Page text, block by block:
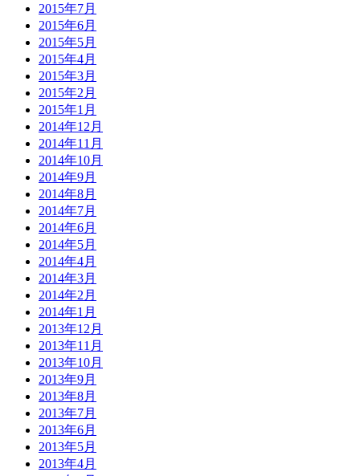
2015年7月
2015年6月
2015年5月
2015年4月
2015年3月
2015年2月
2015年1月
2014年12月
2014年11月
2014年10月
2014年9月
2014年8月
2014年7月
2014年6月
2014年5月
2014年4月
2014年3月
2014年2月
2014年1月
2013年12月
2013年11月
2013年10月
2013年9月
2013年8月
2013年7月
2013年6月
2013年5月
2013年4月